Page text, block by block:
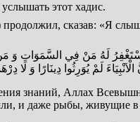
этот хадис.
لَهُ مَنْ فِي السَّمَوَاتِ
لَمْ يُوَرِثُوا دِينَارًا وَ لَا
знаний, Аллах
и даже рыбы, живущие